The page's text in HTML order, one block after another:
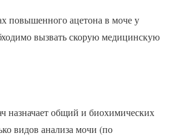
повышенного ацетона в моче у
вызвать скорую медицинскую
назначает общий и биохимических
видов анализа мочи (по